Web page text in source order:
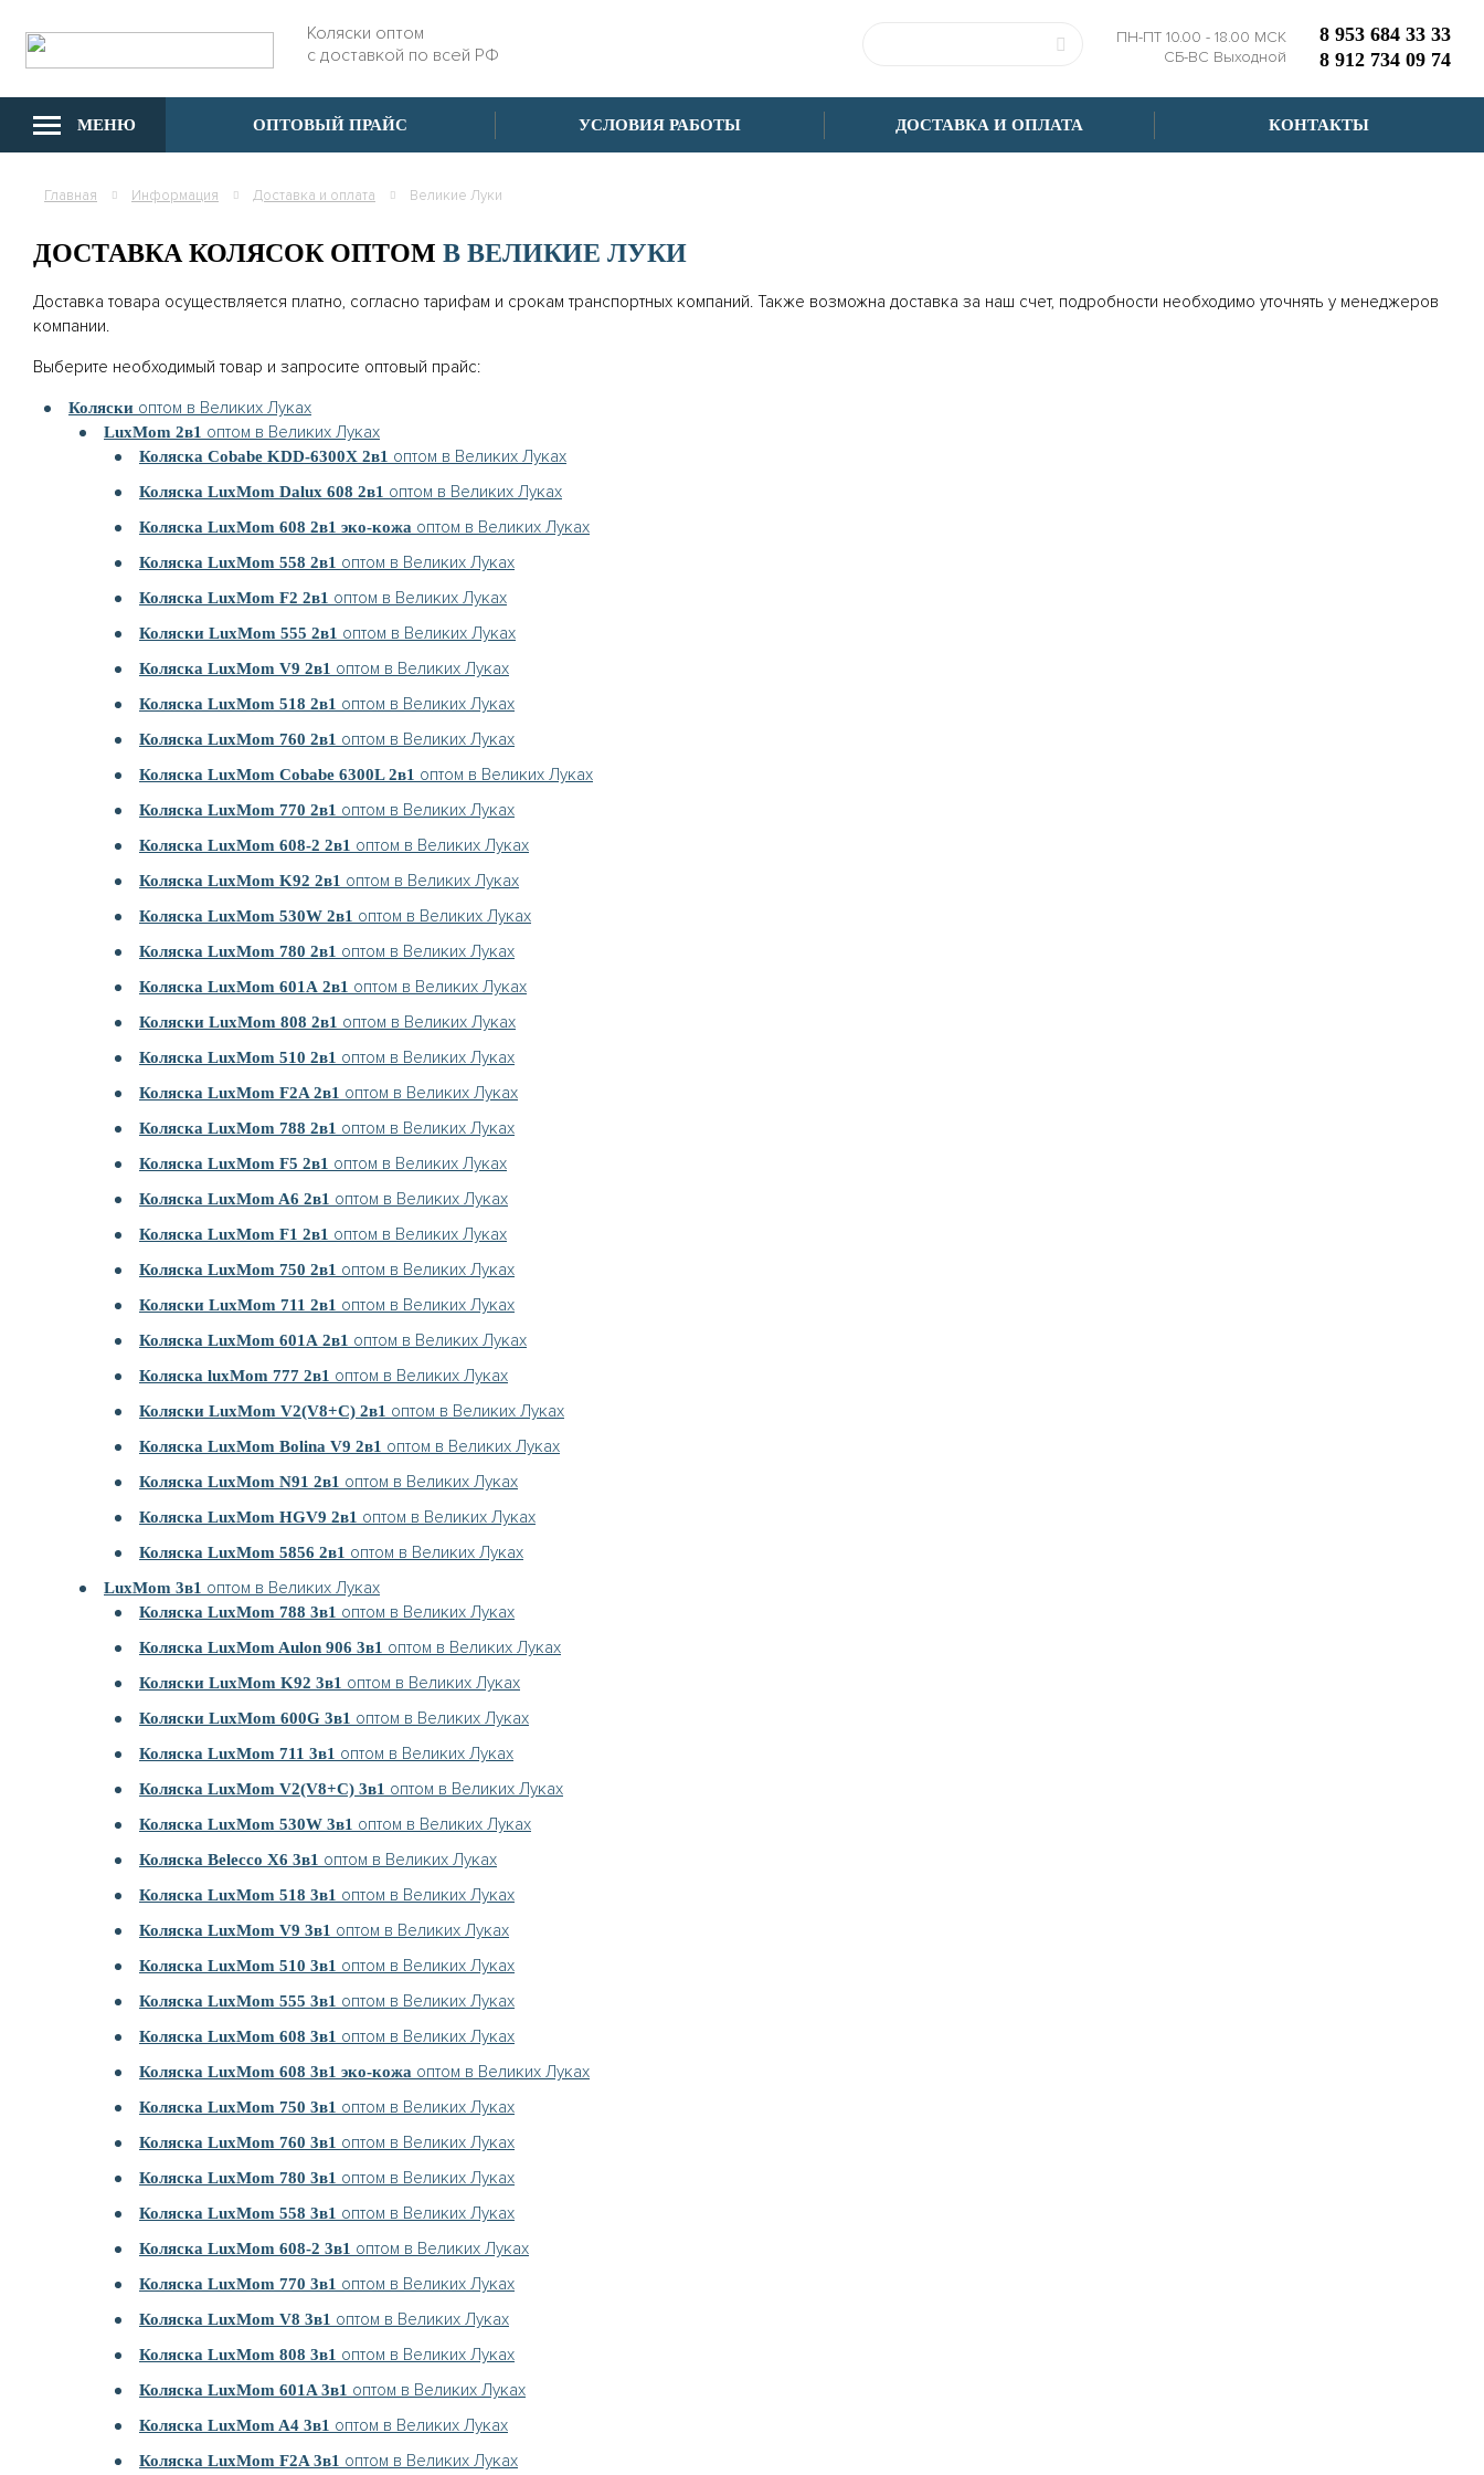
Коляски оптом
с доставкой по всей РФ
ПН-ПТ 10.00 - 18.00 МСК
СБ-ВС Выходной
8 953 684 33 33
8 912 734 09 74
МЕНЮ ОПТОВЫЙ ПРАЙС УСЛОВИЯ РАБОТЫ ДОСТАВКА И ОПЛАТА КОНТАКТЫ
Главная Информация Доставка и оплата Великие Луки
ДОСТАВКА КОЛЯСОК ОПТОМ В ВЕЛИКИЕ ЛУКИ
Доставка товара осуществляется платно, согласно тарифам и срокам транспортных компаний. Также возможна доставка за наш счет, подробности необходимо уточнять у менеджеров
компании.
Выберите необходимый товар и запросите оптовый прайс:
Коляски оптом в Великих Луках
LuxMom 2в1 оптом в Великих Луках
Коляска Cobabe KDD-6300X 2в1 оптом в Великих Луках
Коляска LuxMom Dalux 608 2в1 оптом в Великих Луках
Коляска LuxMom 608 2в1 эко-кожа оптом в Великих Луках
Коляска LuxMom 558 2в1 оптом в Великих Луках
Коляска LuxMom F2 2в1 оптом в Великих Луках
Коляски LuxMom 555 2в1 оптом в Великих Луках
Коляска LuxMom V9 2в1 оптом в Великих Луках
Коляска LuxMom 518 2в1 оптом в Великих Луках
Коляска LuxMom 760 2в1 оптом в Великих Луках
Коляска LuxMom Cobabe 6300L 2в1 оптом в Великих Луках
Коляска LuxMom 770 2в1 оптом в Великих Луках
Коляска LuxMom 608-2 2в1 оптом в Великих Луках
Коляска LuxMom K92 2в1 оптом в Великих Луках
Коляска LuxMom 530W 2в1 оптом в Великих Луках
Коляска LuxMom 780 2в1 оптом в Великих Луках
Коляска LuxMom 601А 2в1 оптом в Великих Луках
Коляски LuxMom 808 2в1 оптом в Великих Луках
Коляска LuxMom 510 2в1 оптом в Великих Луках
Коляска LuxMom F2A 2в1 оптом в Великих Луках
Коляска LuxMom 788 2в1 оптом в Великих Луках
Коляска LuxMom F5 2в1 оптом в Великих Луках
Коляска LuxMom A6 2в1 оптом в Великих Луках
Коляска LuxMom F1 2в1 оптом в Великих Луках
Коляска LuxMom 750 2в1 оптом в Великих Луках
Коляски LuxMom 711 2в1 оптом в Великих Луках
Коляска LuxMom 601А 2в1 оптом в Великих Луках
Коляска luxMom 777 2в1 оптом в Великих Луках
Коляски LuxMom V2(V8+C) 2в1 оптом в Великих Луках
Коляска LuxMom Bolina V9 2в1 оптом в Великих Луках
Коляска LuxMom N91 2в1 оптом в Великих Луках
Коляска LuxMom HGV9 2в1 оптом в Великих Луках
Коляска LuxMom 5856 2в1 оптом в Великих Луках
LuxMom 3в1 оптом в Великих Луках
Коляска LuxMom 788 3в1 оптом в Великих Луках
Коляска LuxMom Aulon 906 3в1 оптом в Великих Луках
Коляски LuxMom K92 3в1 оптом в Великих Луках
Коляски LuxMom 600G 3в1 оптом в Великих Луках
Коляска LuxMom 711 3в1 оптом в Великих Луках
Коляска LuxMom V2(V8+C) 3в1 оптом в Великих Луках
Коляска LuxMom 530W 3в1 оптом в Великих Луках
Коляска Belecco X6 3в1 оптом в Великих Луках
Коляска LuxMom 518 3в1 оптом в Великих Луках
Коляска LuxMom V9 3в1 оптом в Великих Луках
Коляска LuxMom 510 3в1 оптом в Великих Луках
Коляска LuxMom 555 3в1 оптом в Великих Луках
Коляска LuxMom 608 3в1 оптом в Великих Луках
Коляска LuxMom 608 3в1 эко-кожа оптом в Великих Луках
Коляска LuxMom 750 3в1 оптом в Великих Луках
Коляска LuxMom 760 3в1 оптом в Великих Луках
Коляска LuxMom 780 3в1 оптом в Великих Луках
Коляска LuxMom 558 3в1 оптом в Великих Луках
Коляска LuxMom 608-2 3в1 оптом в Великих Луках
Коляска LuxMom 770 3в1 оптом в Великих Луках
Коляска LuxMom V8 3в1 оптом в Великих Луках
Коляска LuxMom 808 3в1 оптом в Великих Луках
Коляска LuxMom 601A 3в1 оптом в Великих Луках
Коляска LuxMom A4 3в1 оптом в Великих Луках
Коляска LuxMom F2A 3в1 оптом в Великих Луках